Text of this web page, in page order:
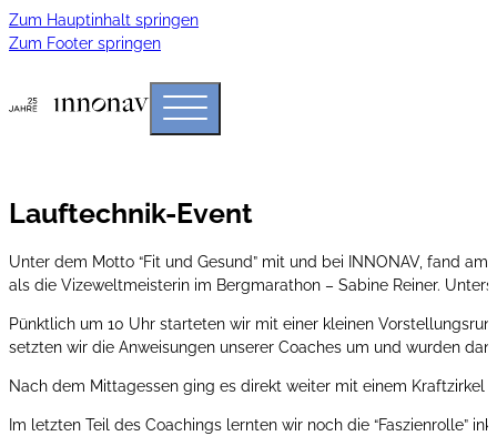
Zum Hauptinhalt springen
Zum Footer springen
Lauftechnik-Event
Unter dem Motto “Fit und Gesund” mit und bei INNONAV, fand
als die Vizeweltmeisterin im Bergmarathon – Sabine Reiner.
Pünktlich um 10 Uhr starteten wir mit einer kleinen
setzten wir die Anweisungen unserer Coaches um und wurden
Nach dem Mittagessen ging es direkt weiter mit einem Kraftzirkel
Im letzten Teil des Coachings lernten wir noch die “Faszienrolle”